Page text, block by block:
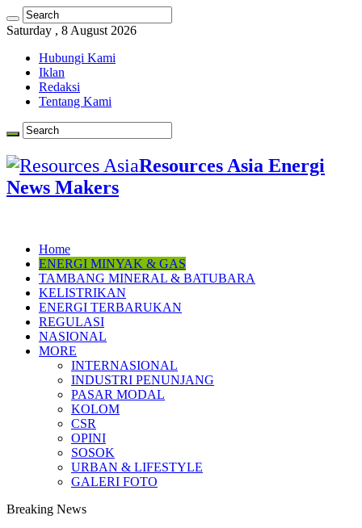
Saturday , 8 August 2026
Hubungi Kami
Iklan
Redaksi
Tentang Kami
Resources Asia Energi
News Makers
Home
ENERGI MINYAK & GAS
TAMBANG MINERAL & BATUBARA
KELISTRIKAN
ENERGI TERBARUKAN
REGULASI
NASIONAL
MORE
INTERNASIONAL
INDUSTRI PENUNJANG
PASAR MODAL
KOLOM
CSR
OPINI
SOSOK
URBAN & LIFESTYLE
GALERI FOTO
Breaking News